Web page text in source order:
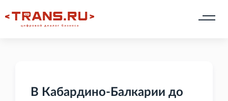
В Кабардино-Балкарии до